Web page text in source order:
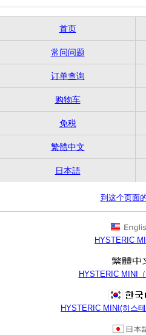
首页
常问问题
订单查询
购物车
免税
繁體中文
日本語
到这个页面
HYSTERIC
HYSTERIC MINI
HYSTERIC MINI(히스